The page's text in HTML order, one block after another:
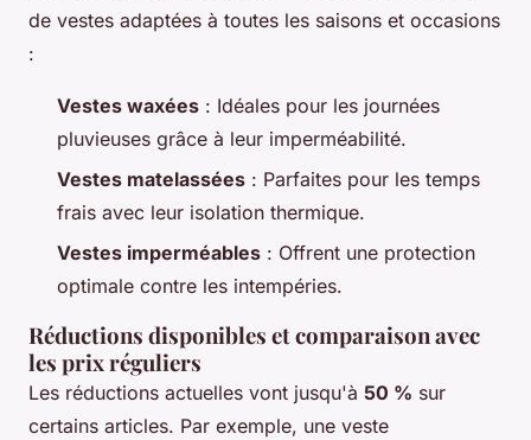
de vestes adaptées à toutes les saisons et occasions
:
Vestes waxées : Idéales pour les journées
pluvieuses grâce à leur imperméabilité.
Vestes matelassées : Parfaites pour les temps
frais avec leur isolation thermique.
Vestes imperméables : Offrent une protection
optimale contre les intempéries.
Réductions disponibles et comparaison avec
les prix réguliers
Les réductions actuelles vont jusqu'à 50 % sur
certains articles. Par exemple, une veste